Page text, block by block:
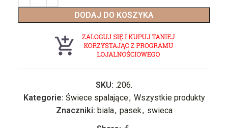
DODAJ DO KOSZYKA
SKU: .206.
Kategorie: Świece spalające, Wszystkie produkty
Znaczniki: biala, pasek, swieca